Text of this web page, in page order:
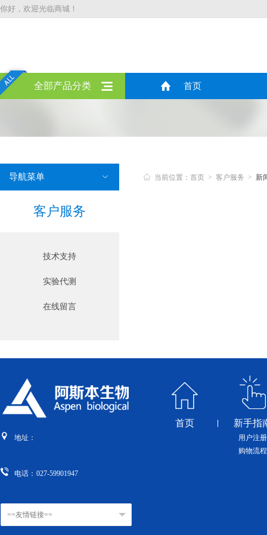
你好，欢迎光临商城！
全部产品分类 首页

导航菜单
客户服务
技术支持
实验代测
在线留言
 当前位置：首页 > 客户服务 > 新
地址：
电话： 027-59901947
首页 新手指
用户注册
购物流程